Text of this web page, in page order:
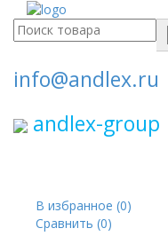
Поиск
для:
info@andlex.ru
andlex-group
В избранное (0)
Сравнить (0)